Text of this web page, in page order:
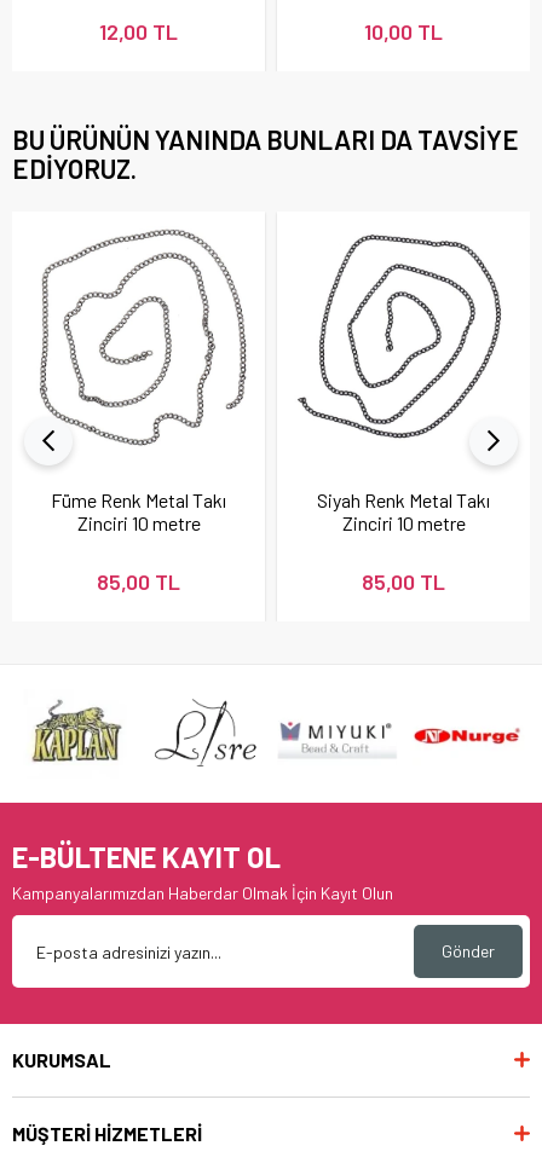
12,00 TL 10,00 TL
BU ÜRÜNÜN YANINDA BUNLARI DA TAVSIYE
EDIYORUZ.
Füme Renk Metal Takı
Zinciri 10 metre
85,00 TL
Siyah Renk Metal Takı
Zinciri 10 metre
85,00 TL
E-BÜLTENE KAYIT OL
Kampanyalarımızdan Haberdar Olmak İçin Kayıt Olun
Gönder
KURUMSAL
MÜŞTERİ HİZMETLERİ